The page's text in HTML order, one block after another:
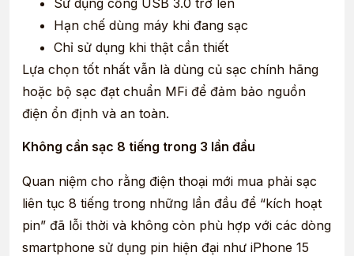
Hạn chế dùng máy khi đang sạc
Chỉ sử dụng khi thật cần thiết
Lựa chọn tốt nhất vẫn là dùng củ sạc chính hãng
hoặc bộ sạc đạt chuẩn MFi để đảm bảo nguồn
điện ổn định và an toàn.
Không cần sạc 8 tiếng trong 3 lần đầu
Quan niệm cho rằng điện thoại mới mua phải sạc
liên tục 8 tiếng trong những lần đầu để “kích hoạt
pin” đã lỗi thời và không còn phù hợp với các dòng
smartphone sử dụng pin hiện đại như iPhone 15